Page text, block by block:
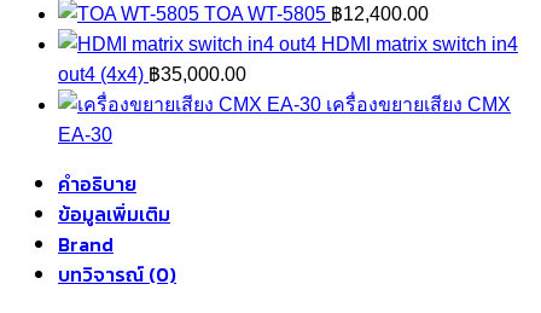
price
was:
฿43,900.00.
price
is:
TOA WT-5805 ฿12,400.00
HDMI matrix switch in4
out4 (4x4) ฿35,000.00
เครื่องขยายเสียง CMX
EA-30
คำอธิบาย
ข้อมูลเพิ่มเติม
Brand
บทวิจารณ์ (0)